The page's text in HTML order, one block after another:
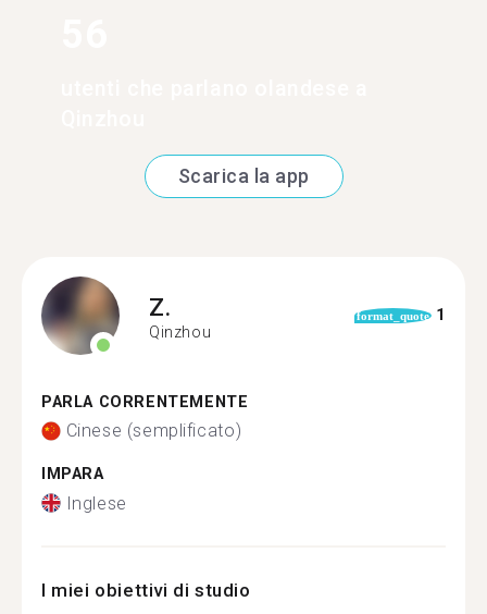
Scarica la app
Z.
Qinzhou
format_quote 1
PARLA CORRENTEMENTE
Cinese (semplificato)
IMPARA
Inglese
I miei obiettivi di studio